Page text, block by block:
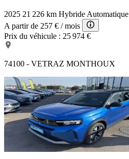
2025 21 226 km Hybride Automatique
A partir de 257 € / mois
Prix du véhicule : 25 974 €
74100 - VETRAZ MONTHOUX